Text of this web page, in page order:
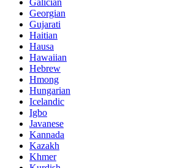
Galician
Georgian
Gujarati
Haitian
Hausa
Hawaiian
Hebrew
Hmong
Hungarian
Icelandic
Igbo
Javanese
Kannada
Kazakh
Khmer